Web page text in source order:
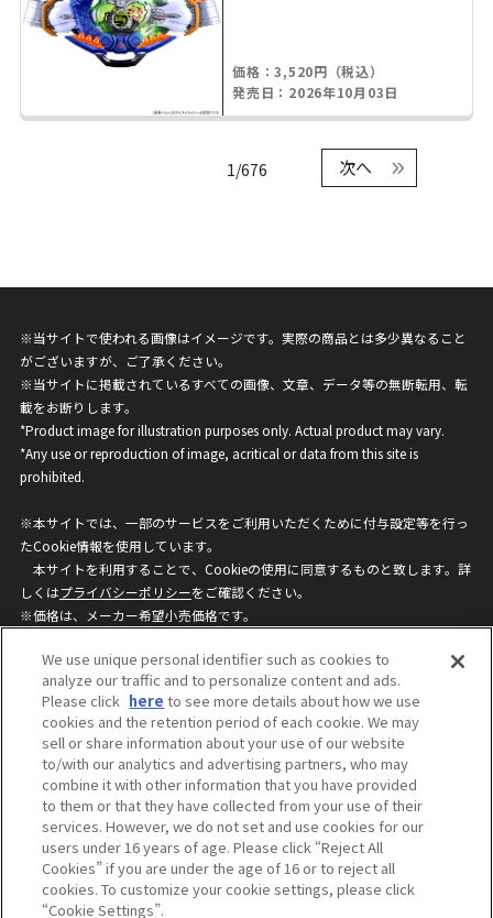
価格：3,520円（税込）
発売日：2026年10月03日
1/676 次へ
※当サイトで使われる画像はイメージです。実際の商品とは多少異なること
がございますが、ご了承ください。
※当サイトに掲載されているすべての画像、文章、データ等の無断転用、転
載をお断りします。
*Product image for illustration purposes only. Actual product may vary.
*Any use or reproduction of image, acritical or data from this site is
prohibited.
※本サイトでは、一部のサービスをご利用いただくために付与設定等を行っ
たCookie情報を使用しています。
本サイトを利用することで、Cookieの使用に同意するものと致します。詳
しくはプライバシーポリシーをご確認ください。
※価格は、メーカー希望小売価格です。
ざいますのでご了承ください。
privacypolicy
Do Not Sell or Share My
Personal Information
ウェブサイトご利用条件
ソーシャルメディアポリシー
個人情報保護方針
お問い合わせ
©BANDAI
We use unique personal identifier such as cookies to
analyze our traffic and to personalize content and ads.
Please click here to see more details about how we use
cookies and the retention period of each cookie. We may
sell or share information about your use of our website
to/with our analytics and advertising partners, who may
combine it with other information that you have provided
to them or that they have collected from your use of their
services. However, we do not set and use cookies for our
users under 16 years of age. Please click “Reject All
Cookies” if you are under the age of 16 or to reject all
cookies. To customize your cookie settings, please click
“Cookie Settings”.